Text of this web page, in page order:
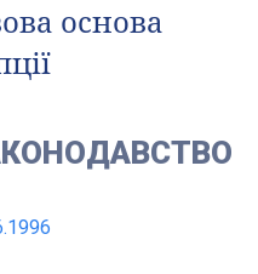
основа